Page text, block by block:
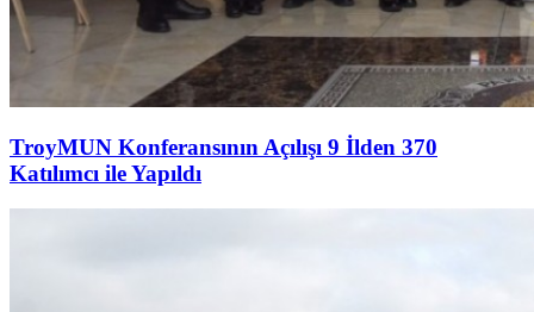
TroyMUN Konferansının Açılışı 9 İlden 370
Katılımcı ile Yapıldı